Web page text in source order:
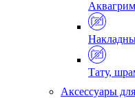
Тату,
Аксессуары